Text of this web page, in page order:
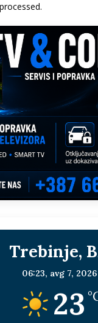
Trebinje,
06:23, avg 7, 2026
23